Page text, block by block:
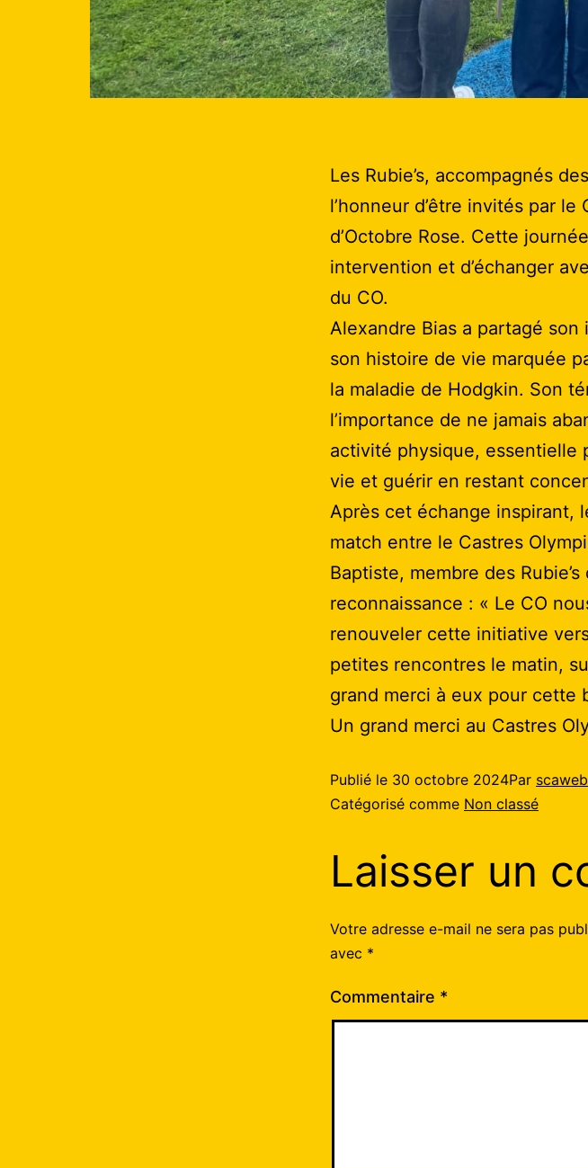
Les Rubie’s, accompagnés
l’honneur d’être invités par
d’Octobre Rose. Cette
intervention et d’échanger
du CO.
Alexandre Bias a partagé
son histoire de vie marquée
la maladie de Hodgkin. Son
l’importance de ne jamais
activité physique, essentielle
vie et guérir en restant
Après cet échange inspirant,
match entre le Castres
Baptiste, membre des
reconnaissance : « Le CO
renouveler cette initiative
petites rencontres le matin,
grand merci à eux pour cette
Un grand merci au Castres
Publié le 30 octobre 2024Par
Catégorisé comme Non classé
Laisser un
Votre adresse e-mail ne sera pas
avec *
Commentaire *